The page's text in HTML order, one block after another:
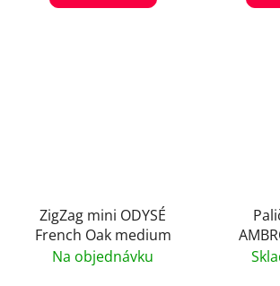
ZigZag mini ODYSÉ
French Oak medium
Na objednávku